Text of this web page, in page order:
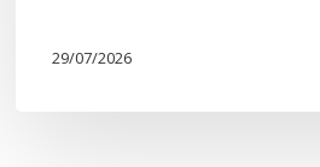
29/07/2026